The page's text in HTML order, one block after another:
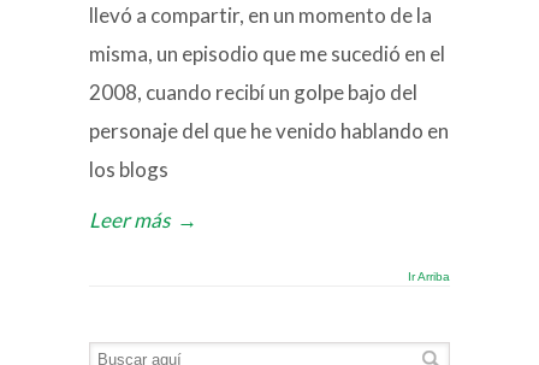
llevó a compartir, en un momento de la
misma, un episodio que me sucedió en el
2008, cuando recibí un golpe bajo del
personaje del que he venido hablando en
los blogs
Leer más →
Ir Arriba